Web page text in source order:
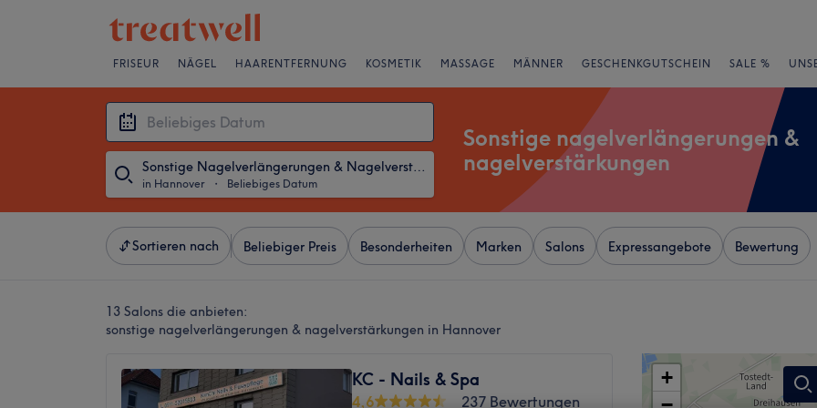
FRISEUR NÄGEL HAARENTFERNUNG KOSMETIK MASSAGE MÄNNER GESCHENKGUTSCHEIN SALE %
Sonstige Nagelverlängerungen & Nagelverstärkungen
in Hannover ・ Beliebiges Datum
Sonstige nagelverlängerungen &
nagelverstärkungen
Sortieren nach Beliebiger Preis Besonderheiten Marken Salons Expressangebote Bewertung
13 Salons die anbieten:
sonstige nagelverlängerungen & nagelverstärkungen in Hannover
KC - Nails & Spa
4,6
237 Bewertungen
+